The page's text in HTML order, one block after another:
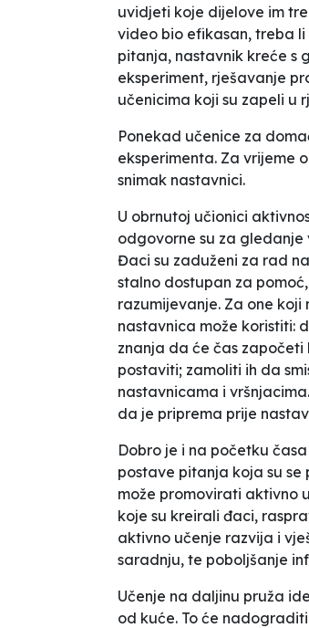
uvidjeti koje dijelove im
video bio efikasan, treba
pitanja, nastavnik kreće s
eksperiment, rješavanje
učenicima koji su zapeli u
Ponekad učenice za
eksperimenta. Za vrijeme
snimak nastavnici.
U obrnutoj učionici
odgovorne su za
Đaci su zaduženi za rad
stalno dostupan za
razumijevanje. Za one koji
nastavnica može koristiti:
znanja da će čas
postaviti; zamoliti ih da
nastavnicama i
da je priprema prije
Dobro je i na početku
postave pitanja koja su
može promovirati aktivno
koje su kreirali đaci,
aktivno učenje razvija i
saradnju, te poboljšanje
Učenje na daljinu pruža
od kuće. To će